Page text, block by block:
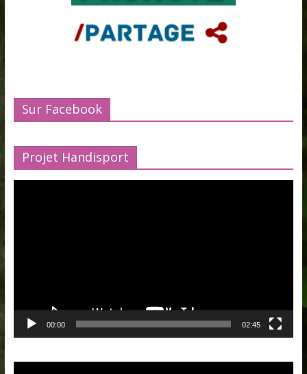
Sur Facebook
Projet Handisport
00:00 02:45